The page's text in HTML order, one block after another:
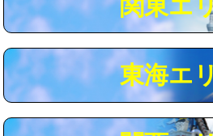
マス交換（深さ50㎝未満）
マス交換（深さ50㎝以上）
コンクリート斫り（厚さ10㎝まで）
コンクリート斫り（厚さ10㎝超え）
関東エ
東海エ